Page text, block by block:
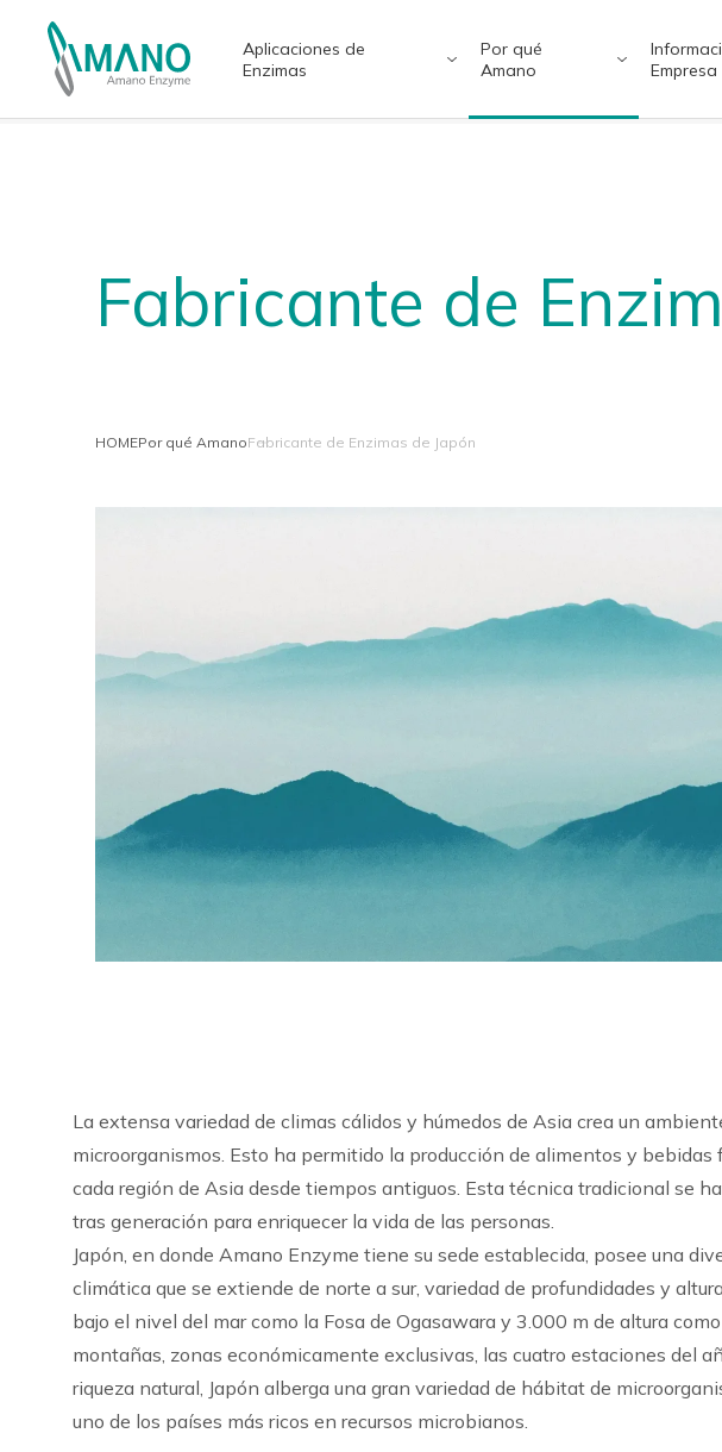
Aplicaciones de
Enzimas
Por qué
Amano
Empresa
Fabricante de
HOMEPor qué AmanoFabricante de Enzimas de Japón
La extensa variedad de climas cálidos y húmedos de Asia crea un
microorganismos. Esto ha permitido la producción de alimentos y
cada región de Asia desde tiempos antiguos. Esta técnica tradicional se
tras generación para enriquecer la vida de las personas.
Japón, en donde Amano Enzyme tiene su sede establecida, posee una
climática que se extiende de norte a sur, variedad de profundidades y
bajo el nivel del mar como la Fosa de Ogasawara y 3.000 m de altura
montañas, zonas económicamente exclusivas, las cuatro estaciones del
riqueza natural, Japón alberga una gran variedad de hábitat de
uno de los países más ricos en recursos microbianos.